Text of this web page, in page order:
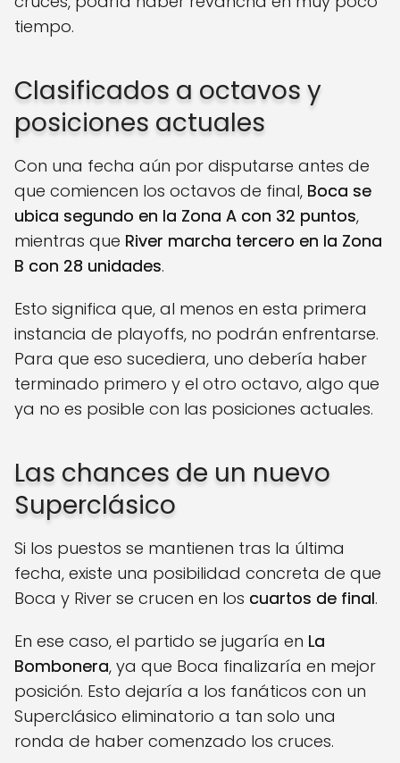
tiempo.​
Clasificados a octavos y
posiciones actuales
Con una fecha aún por disputarse antes de
que comiencen los octavos de final, Boca se
ubica segundo en la Zona A con 32 puntos,
mientras que River marcha tercero en la Zona
B con 28 unidades.
Esto significa que, al menos en esta primera
instancia de playoffs, no podrán enfrentarse.
Para que eso sucediera, uno debería haber
terminado primero y el otro octavo, algo que
ya no es posible con las posiciones actuales.​
Las chances de un nuevo
Superclásico
Si los puestos se mantienen tras la última
fecha, existe una posibilidad concreta de que
Boca y River se crucen en los cuartos de final.
En ese caso, el partido se jugaría en La
Bombonera, ya que Boca finalizaría en mejor
posición. Esto dejaría a los fanáticos con un
Superclásico eliminatorio a tan solo una
ronda de haber comenzado los cruces.​